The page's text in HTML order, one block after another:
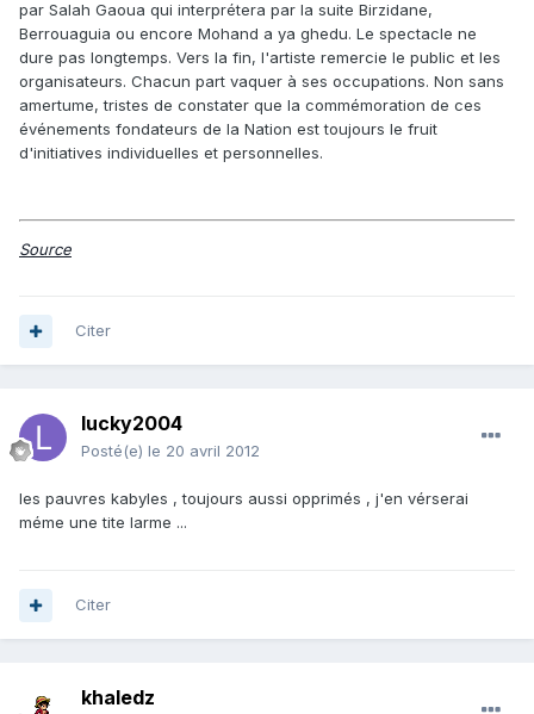
par Salah Gaoua qui interprétera par la suite Birzidane,
Berrouaguia ou encore Mohand a ya ghedu. Le spectacle ne
dure pas longtemps. Vers la fin, l'artiste remercie le public et les
organisateurs. Chacun part vaquer à ses occupations. Non sans
amertume, tristes de constater que la commémoration de ces
événements fondateurs de la Nation est toujours le fruit
d'initiatives individuelles et personnelles.
Source
Citer
lucky2004
Posté(e) le 20 avril 2012
les pauvres kabyles , toujours aussi opprimés , j'en vérserai
méme une tite larme ...
Citer
khaledz